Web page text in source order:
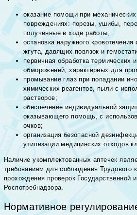
оказание помощи при механических
повреждениях: порезы, ушибы,
полученные в ходе работы;
остановка наружного
жгута, давящих повязок и
первичная обработка термических
обморожений, характерных для
промывание глаз при попадании
химических реагентов, пыли с
растворов;
обеспечение индивидуальной
оказывающего помощь, с
очков;
организация безопасной
утилизации медицинских отходов
Наличие укомплектованных аптечек
требованием для соблюдения Трудового
прохождения проверок Государственной
Роспотребнадзора.
Нормативное